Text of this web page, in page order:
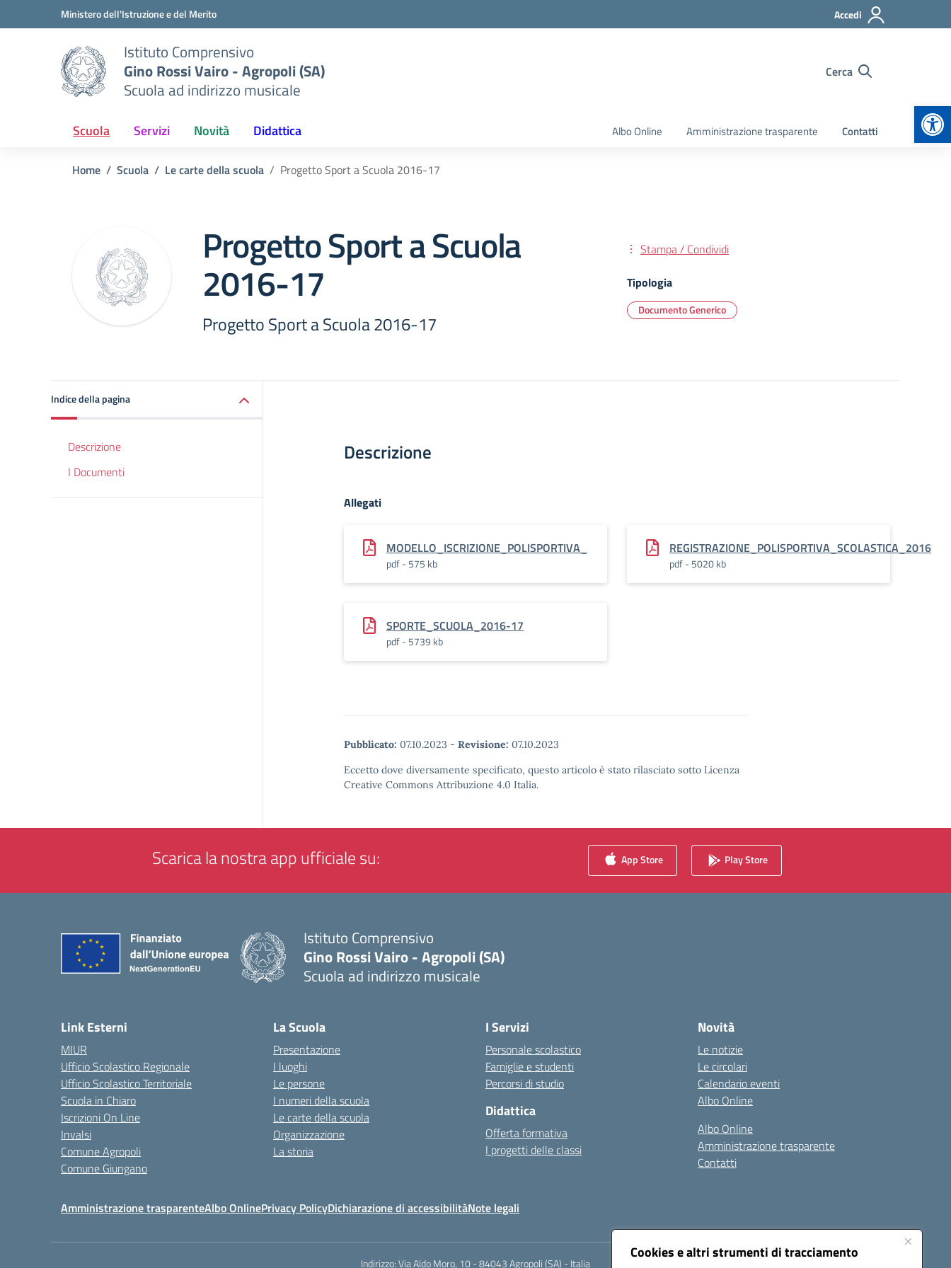
Cookies e altri strumenti di tracciamento
Vai ai contenuti
Vai al menu di navigazioneMinistero dell'Istruzione e del Merito Accedi
Istituto Comprensivo
Gino Rossi Vairo - Agropoli (SA)
Scuola ad indirizzo musicale
Cerca
Scuola Servizi Novità Didattica Albo Online Amministrazione trasparente Contatti
Home Scuola Le carte della scuola Progetto Sport a Scuola 2016-17
Progetto Sport a Scuola
2016-17
Progetto Sport a Scuola 2016-17
Stampa / Condividi
Tipologia
Documento Generico
Indice della pagina
Descrizione
I Documenti
Descrizione
Allegati
MODELLO_ISCRIZIONE_POLISPORTIVA_
pdf - 575 kb
REGISTRAZIONE_POLISPORTIVA_SCOLASTICA_2016
pdf - 5020 kb
SPORTE_SCUOLA_2016-17
pdf - 5739 kb
Pubblicato: 07.10.2023 - Revisione: 07.10.2023
Eccetto dove diversamente specificato, questo articolo è stato rilasciato sotto Licenza
Creative Commons Attribuzione 4.0 Italia.
Scarica la nostra app ufficiale su: App Store Play Store
Istituto Comprensivo
Gino Rossi Vairo - Agropoli (SA)
Scuola ad indirizzo musicale
Link Esterni
MIUR
Ufficio Scolastico Regionale
Ufficio Scolastico Territoriale
Scuola in Chiaro
Iscrizioni On Line
Invalsi
Comune Agropoli
Comune Giungano
La Scuola
Presentazione
I luoghi
Le persone
I numeri della scuola
Le carte della scuola
Organizzazione
La storia
I Servizi
Personale scolastico
Famiglie e studenti
Percorsi di studio
Didattica
Offerta formativa
I progetti delle classi
Novità
Le notizie
Le circolari
Calendario eventi
Albo Online
Albo Online
Amministrazione trasparente
Contatti
Amministrazione trasparenteAlbo OnlinePrivacy PolicyDichiarazione di accessibilitàNote legali
Indirizzo:Via Aldo Moro, 10 - 84043 Agropoli (SA) - Italia